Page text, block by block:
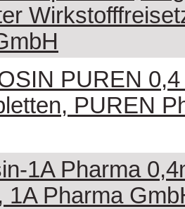
PUREN
PUREN
1A Pharma
1A Pharma